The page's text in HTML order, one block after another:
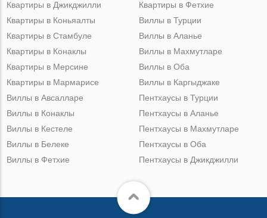
Квартиры в Джикджилли
Квартиры в Фетхие
Квартиры в Коньяалты
Квартиры в Стамбуле
Квартиры в Конаклы
Квартиры в Мерсине
Квартиры в Мармарисе
Виллы в Турции
Виллы в Аланье
Виллы в Махмутларе
Виллы в Оба
Виллы в Каргыджаке
Виллы в Авсалларе
Виллы в Конаклы
Виллы в Кестеле
Виллы в Белеке
Виллы в Фетхие
Пентхаусы в Турции
Пентхаусы в Аланье
Пентхаусы в Махмутларе
Пентхаусы в Оба
Пентхаусы в Джикджилли